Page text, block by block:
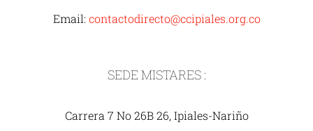
Email: contactodirecto@ccipiales.org.co
SEDE MISTARES :
Carrera 7 No 26B 26, Ipiales-Nariño